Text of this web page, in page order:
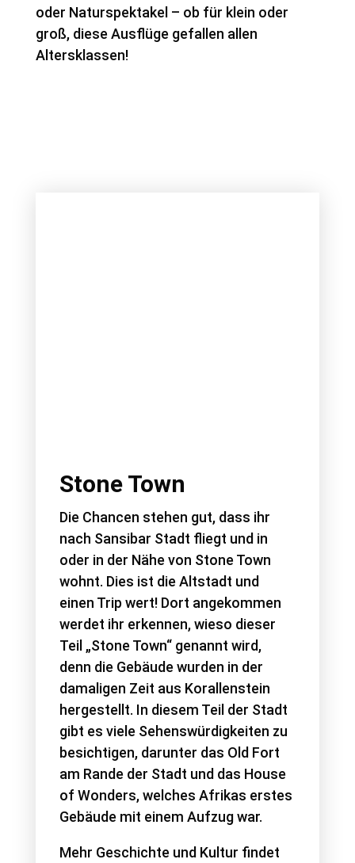
oder Naturspektakel – ob für klein oder
groß, diese Ausflüge gefallen allen
Altersklassen!
Stone Town
Die Chancen stehen gut, dass ihr
nach Sansibar Stadt fliegt und in
oder in der Nähe von Stone Town
wohnt. Dies ist die Altstadt und
einen Trip wert! Dort angekommen
werdet ihr erkennen, wieso dieser
Teil „Stone Town“ genannt wird,
denn die Gebäude wurden in der
damaligen Zeit aus Korallenstein
hergestellt. In diesem Teil der Stadt
gibt es viele Sehenswürdigkeiten zu
besichtigen, darunter das Old Fort
am Rande der Stadt und das House
of Wonders, welches Afrikas erstes
Gebäude mit einem Aufzug war.
Mehr Geschichte und Kultur findet